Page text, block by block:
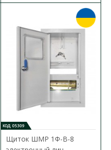
КОД: 05309
Щиток ШМР 1Ф-В-8